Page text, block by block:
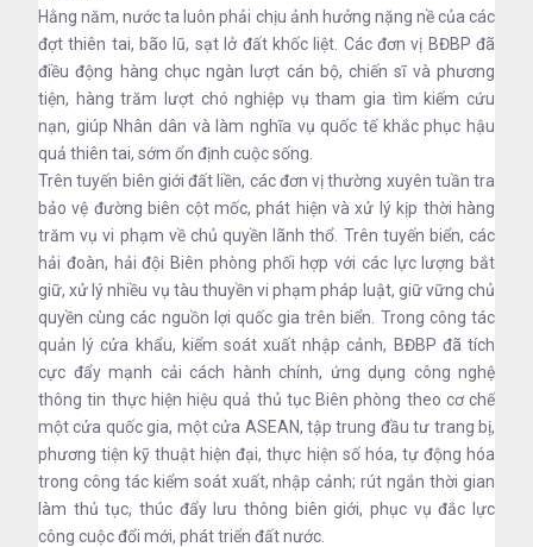
Hằng năm, nước ta luôn phải chịu ảnh hưởng nặng nề của các
đợt thiên tai, bão lũ, sạt lở đất khốc liệt. Các đơn vị BĐBP đã
điều động hàng chục ngàn lượt cán bộ, chiến sĩ và phương
tiện, hàng trăm lượt chó nghiệp vụ tham gia tìm kiếm cứu
nạn, giúp Nhân dân và làm nghĩa vụ quốc tế khắc phục hậu
quả thiên tai, sớm ổn định cuộc sống.
Trên tuyến biên giới đất liền, các đơn vị thường xuyên tuần tra
bảo vệ đường biên cột mốc, phát hiện và xử lý kịp thời hàng
trăm vụ vi phạm về chủ quyền lãnh thổ. Trên tuyến biển, các
hải đoàn, hải đội Biên phòng phối hợp với các lực lượng bắt
giữ, xử lý nhiều vụ tàu thuyền vi phạm pháp luật, giữ vững chủ
quyền cùng các nguồn lợi quốc gia trên biển. Trong công tác
quản lý cửa khẩu, kiểm soát xuất nhập cảnh, BĐBP đã tích
cực đẩy mạnh cải cách hành chính, ứng dụng công nghệ
thông tin thực hiện hiệu quả thủ tục Biên phòng theo cơ chế
một cửa quốc gia, một cửa ASEAN, tập trung đầu tư trang bị,
phương tiện kỹ thuật hiện đại, thực hiện số hóa, tự động hóa
trong công tác kiểm soát xuất, nhập cảnh; rút ngắn thời gian
làm thủ tục, thúc đẩy lưu thông biên giới, phục vụ đắc lực
công cuộc đổi mới, phát triển đất nước.